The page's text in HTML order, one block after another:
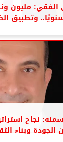
الفقي: مليون
وتطبيق
نجاح
الجودة وبناء